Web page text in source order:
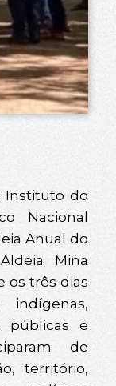
Instituto do
Nacional
Anual do
Mina
os três dias
públicas e
de
território,